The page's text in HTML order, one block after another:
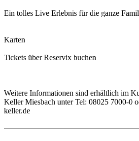
Ein tolles Live Erlebnis für die ganze
Karten
Tickets über Reservix buchen
Weitere Informationen sind erhältlich im
Keller Miesbach unter Tel: 08025 7000-0
keller.de